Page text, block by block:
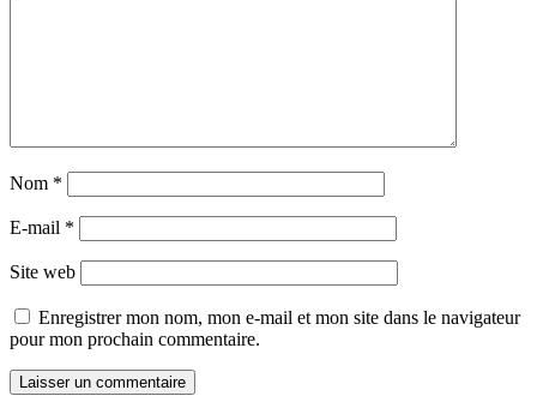
Nom *
E-mail *
Site web
Enregistrer mon nom, mon e-mail et mon site dans le navigateur
pour mon prochain commentaire.